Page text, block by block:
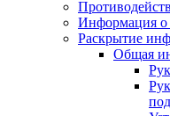
Информация о
Раскрытие
Общая